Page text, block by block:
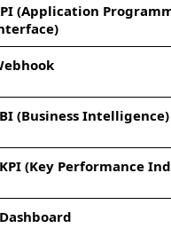
(Application
BI (Business Intelligence)
KPI (Key Performance
Dashboard